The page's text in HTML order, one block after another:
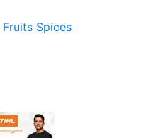
Fruits Spices